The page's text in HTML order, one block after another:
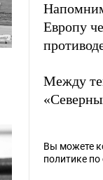
Европу
Между
Вы можете
политике